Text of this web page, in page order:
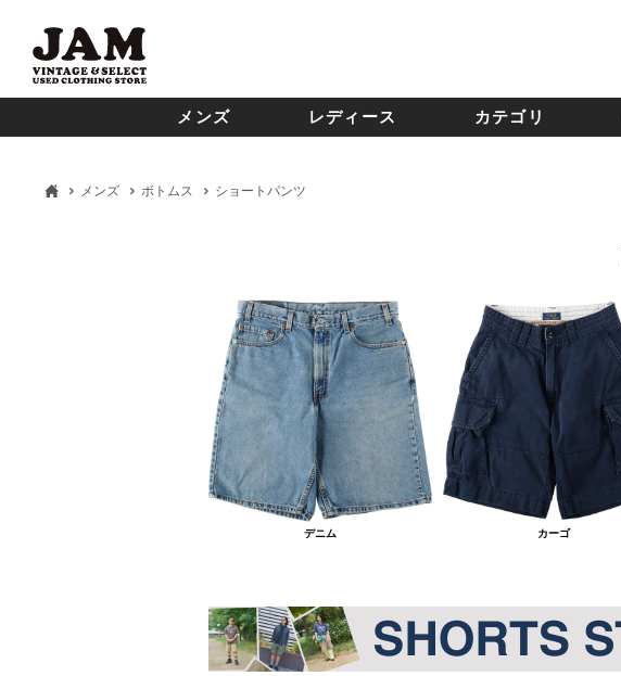
メンズ レディース カテゴリ
メンズ ボトムス ショートパンツ
デニム カーゴ